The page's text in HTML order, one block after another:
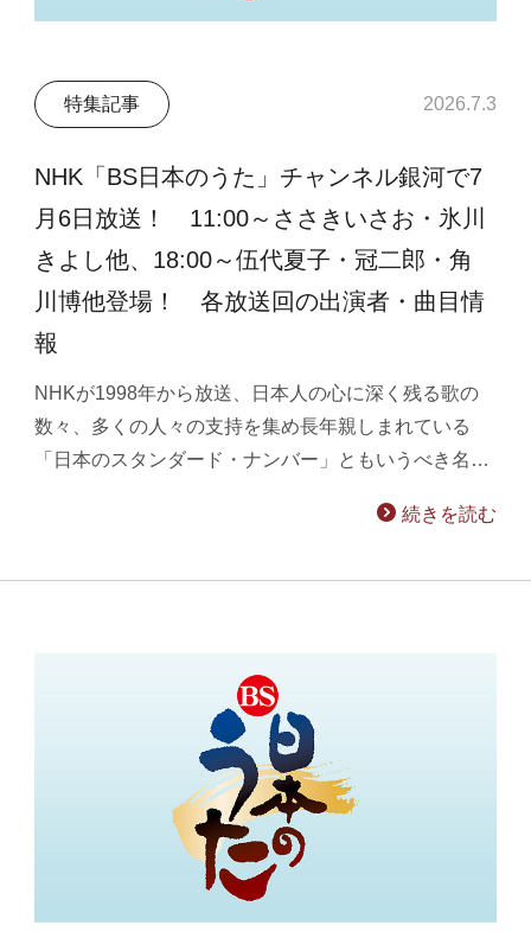
特集記事 2026.7.3
NHK「BS日本のうた」チャンネル銀河で7
月6日放送！ 11:00～ささきいさお・氷川
きよし他、18:00～伍代夏子・冠二郎・角
川博他登場！ 各放送回の出演者・曲目情
報
NHKが1998年から放送、日本人の心に深く残る歌の
数々、多くの人々の支持を集め長年親しまれている
「日本のスタンダード・ナンバー」ともいうべき名…
続きを読む